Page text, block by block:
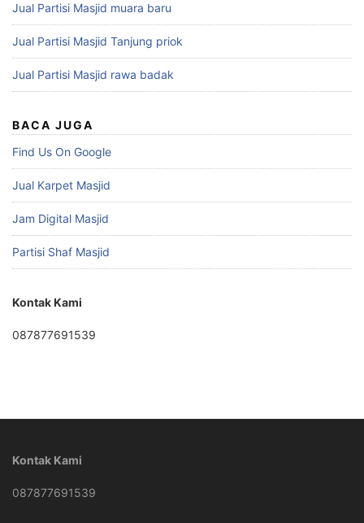
Jual Partisi Masjid muara baru
Jual Partisi Masjid Tanjung priok
Jual Partisi Masjid rawa badak
BACA JUGA
Find Us On Google
Jual Karpet Masjid
Jam Digital Masjid
Partisi Shaf Masjid
Kontak Kami
087877691539
Kontak Kami
087877691539